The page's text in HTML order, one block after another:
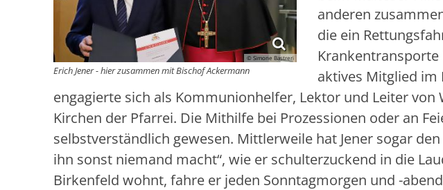
© Simone Bastreri
Erich Jener - hier zusammen mit Bischof Ackermann
anderen
die ein
Krankentransporte
aktives Mitglied im
engagierte sich als Kommunionhelfer, Lektor und Leiter
Kirchen der Pfarrei. Die Mithilfe bei Prozessionen oder an
selbstverständlich gewesen. Mittlerweile hat Jener sogar
ihn sonst niemand macht“, wie er schulterzuckend in die
Birkenfeld wohnt, fahre er jeden Sonntagmorgen und -